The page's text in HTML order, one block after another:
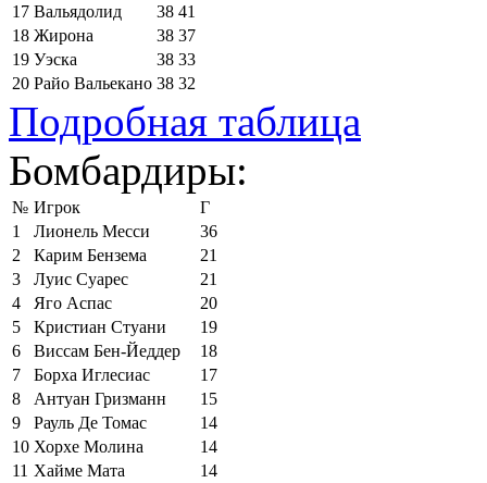
17 Вальядолид 38 41
18 Жирона 38 37
19 Уэска 38 33
20 Райо Вальекано 38 32
Подробная таблица
Бомбардиры:
№ Игрок
Г
1
Лионель Месси
36
2
Карим Бензема
21
3
Луис Суарес
21
4
Яго Аспас
20
5
Кристиан Стуани
19
6
Виссам Бен-Йеддер
18
7
Борха Иглесиас
17
8
Антуан Гризманн
15
9
Рауль Де Томас
14
10 Хорхе Молина
14
11 Хайме Мата
14